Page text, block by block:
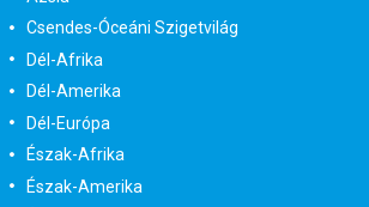
Csendes-Óceáni Szigetvilág
Dél-Afrika
Dél-Amerika
Dél-Európa
Észak-Afrika
Észak-Amerika